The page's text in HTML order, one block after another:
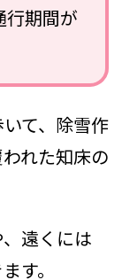
行期間が
て、除雪作
れた知床の
遠くには
す。